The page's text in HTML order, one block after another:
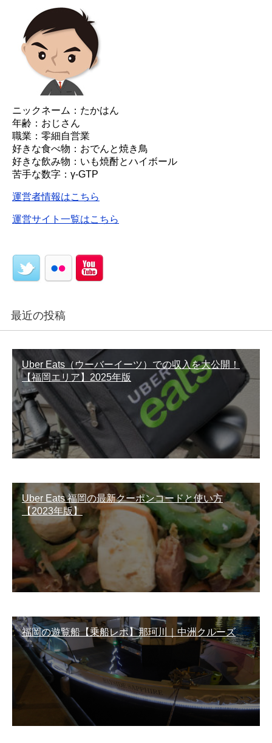
ニックネーム：たかはん
年齢：おじさん
職業：零細自営業
好きな食べ物：おでんと焼き鳥
好きな飲み物：いも焼酎とハイボール
苦手な数字：γ-GTP
運営者情報はこちら
運営サイト一覧はこちら
最近の投稿
Uber Eats（ウーバーイーツ）での収入を大公開！
【福岡エリア】2025年版
Uber Eats 福岡の最新クーポンコードと使い方
【2023年版】
福岡の遊覧船【乗船レポ】那珂川｜中洲クルーズ